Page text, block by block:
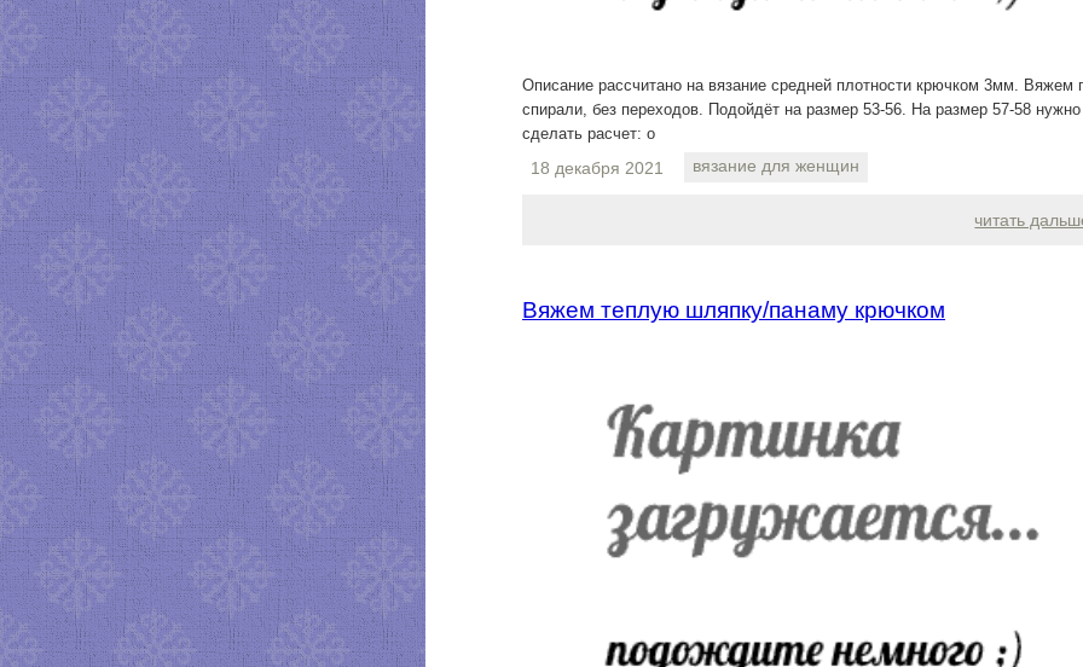
Описание рассчитано на вязание средней плотности крючком 3мм. Вяжем
спирали, без переходов. Подойдёт на размер 53-56. На размер 57-58 нужно
сделать расчет: о
18 декабря 2021 вязание для женщин
читать
Вяжем теплую шляпку/панаму крючком